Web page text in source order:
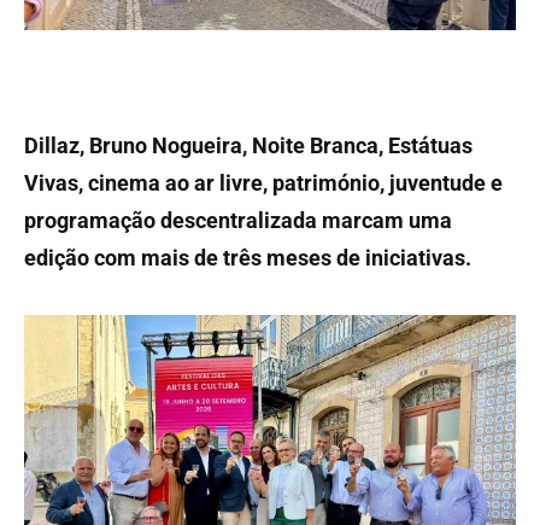
Dillaz, Bruno Nogueira, Noite Branca, Estátuas
Vivas, cinema ao ar livre, património, juventude e
programação descentralizada marcam uma
edição com mais de três meses de iniciativas.